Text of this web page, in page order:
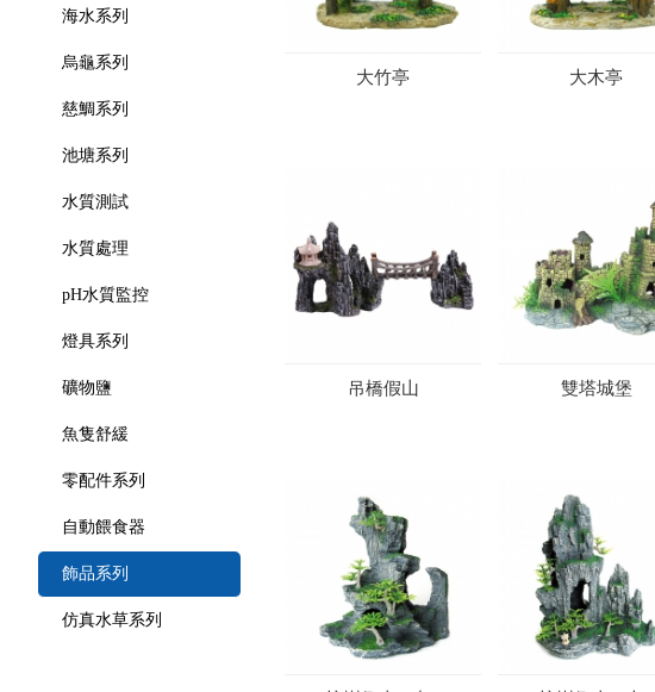
海水系列
烏龜系列
慈鯛系列
池塘系列
水質測試
水質處理
pH水質監控
燈具系列
礦物鹽
魚隻舒緩
零配件系列
自動餵食器
飾品系列
仿真水草系列
大竹亭 大木亭
吊橋假山 雙塔城堡